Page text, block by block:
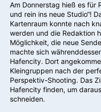
Am Donnerstag hieß es für
und rein ins neue Studio“!
Kartenraum konnte nach
werden und die Redaktion
Möglichkeit, die neue
machte sich
Hafencity. Dort
Kleingruppen nach der
Perspektiv-Shooting. Das
Hafencity finden, um
schneiden.